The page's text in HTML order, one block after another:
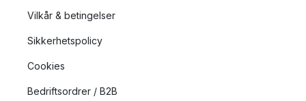
Vilkår & betingelser
Sikkerhetspolicy
Cookies
Bedriftsordrer / B2B